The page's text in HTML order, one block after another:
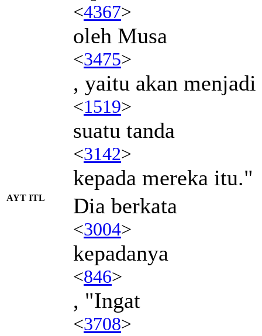
<4367>
oleh Musa
<3475>
, yaitu akan menjadi
<1519>
suatu tanda
<3142>
kepada mereka itu."
AYT ITL Dia berkata
<3004>
kepadanya
<846>
, "Ingat
<3708>